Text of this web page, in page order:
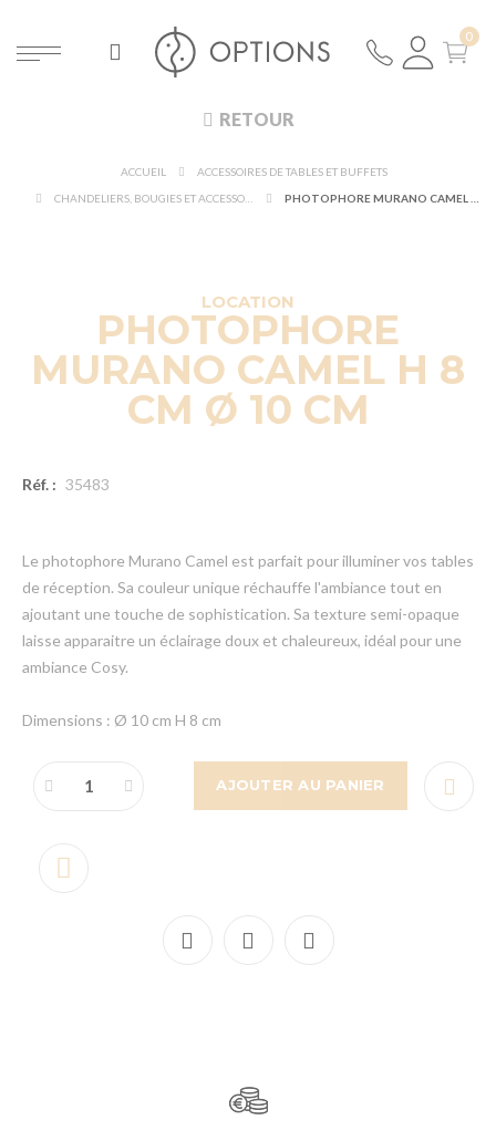
RETOUR
ACCUEIL
ACCESSOIRES DE TABLES ET BUFFETS
LOCATION
PHOTOPHORE
MURANO CAMEL H 8
CM Ø 10 CM
Réf. : 35483
Le photophore Murano Camel est parfait pour illuminer vos tables
de réception. Sa couleur unique réchauffe l'ambiance tout en
ajoutant une touche de sophistication. Sa texture semi-opaque
laisse apparaitre un éclairage doux et chaleureux, idéal pour une
ambiance Cosy.
Dimensions : Ø 10 cm H 8 cm
AJOUTER AU PANIER